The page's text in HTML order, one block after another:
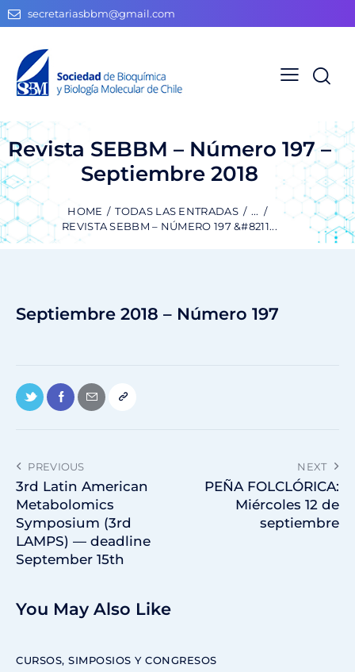
secretariasbbm@gmail.com
Revista SEBBM – Número 197 –
Septiembre 2018
HOME TODAS LAS ENTRADAS
...
REVISTA SEBBM – NÚMERO 197 &#8211...
Septiembre 2018 – Número 197
PREVIOUS
3rd Latin American
Metabolomics
Symposium (3rd
LAMPS) — deadline
September 15th
NEXT
PEÑA FOLCLÓRICA:
Miércoles 12 de
septiembre
You May Also Like
CURSOS, SIMPOSIOS Y CONGRESOS